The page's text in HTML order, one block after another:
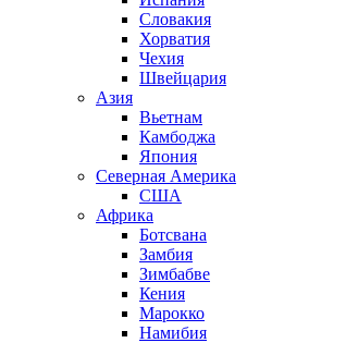
Словакия
Хорватия
Чехия
Швейцария
Азия
Вьетнам
Камбоджа
Япония
Северная Америка
США
Африка
Ботсвана
Замбия
Зимбабве
Кения
Марокко
Намибия